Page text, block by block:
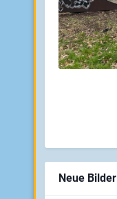
Neue Bilder